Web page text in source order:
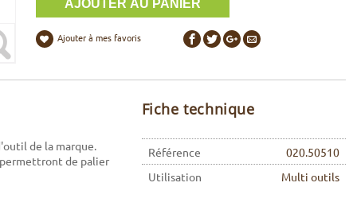
Ajouter à mes favoris
de la marque.
de palier
Fiche technique
Référence
020.50510
Utilisation
Multi outils